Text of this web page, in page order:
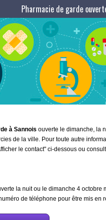
Pharmacie de garde
à Sannois ouverte le dimanche, la
de la ville. Pour toute autre
le contact" ci-dessous ou
la nuit ou le dimanche 4 octobre
de téléphone pour être mis en